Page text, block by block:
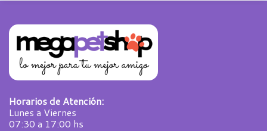
Horarios de Atención:
Lunes a Viernes
07:30 a 17:00 hs